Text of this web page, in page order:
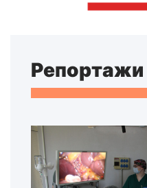
Репортажи